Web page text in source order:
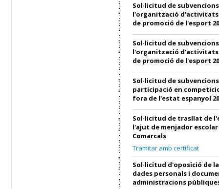
Sol·licitud de
l'organització
de promoció de l'esport
Sol·licitud de
l'organització
de promoció de l'esport
Sol·licitud de
participació en
fora de l'estat espanyol
Sol·licitud de trasllat de
l'ajut de menjador
Comarcals
Tramitar amb certificat
Sol·licitud d'oposició de
dades personals i
administracions